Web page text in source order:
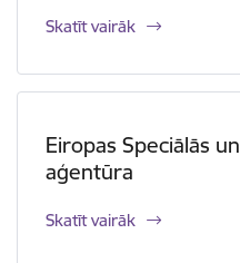
Skatīt vairāk
Eiropas Speciālās
aģentūra
Skatīt vairāk